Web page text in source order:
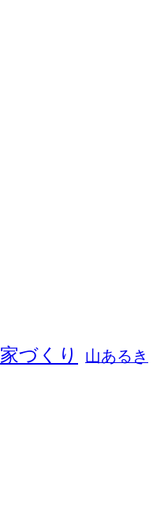
家づくり 山あるき